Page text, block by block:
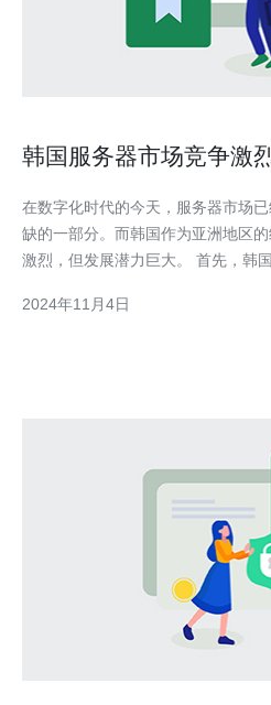
韩国服务器市场竞争激
在数字化时代的今天，服务器市场
缺的一部分。而韩国作为亚洲地区
激烈，但发展潜力巨大。 首先，韩
需求越来越大。而韩国的IT产业快速
2024年11月4日